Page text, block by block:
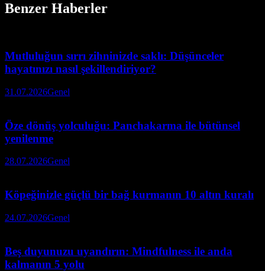
Benzer Haberler
Mutluluğun sırrı zihninizde saklı: Düşünceler
hayatınızı nasıl şekillendiriyor?
31.07.2026Genel
Öze dönüş yolculuğu: Panchakarma ile bütünsel
yenilenme
28.07.2026Genel
Köpeğinizle güçlü bir bağ kurmanın 10 altın kuralı
24.07.2026Genel
Beş duyunuzu uyandırın: Mindfulness ile anda
kalmanın 5 yolu